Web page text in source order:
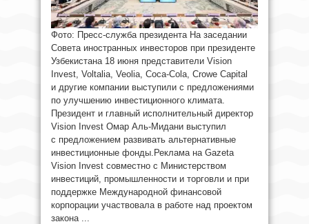
Фото: Пресс-служба президента На заседании
Совета иностранных инвесторов при президенте
Узбекистана 18 июня представители Vision
Invest, Voltalia, Veolia, Coca-Cola, Crowe Capital
и другие компании выступили с предложениями
по улучшению инвестиционного климата.
Президент и главный исполнительный директор
Vision Invest Омар Аль-Мидани выступил
с предложением развивать альтернативные
инвестиционные фонды.Реклама на Gazeta
Vision Invest совместно с Министерством
инвестиций, промышленности и торговли и при
поддержке Международной финансовой
корпорации участвовала в работе над проектом
закона ...